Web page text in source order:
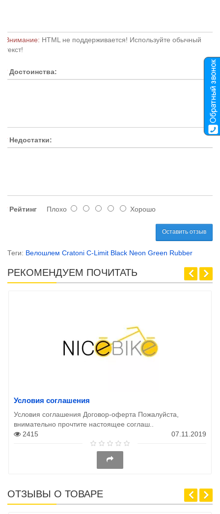
Внимание: HTML не поддерживается! Используйте обычный
текст!
Достоинства:
Недостатки:
Рейтинг Плохо Хорошо
Оставить отзыв
Теги: Велошлем Cratoni C-Limit Black Neon Green Rubber
РЕКОМЕНДУЕМ ПОЧИТАТЬ
Условия соглашения
Условия соглашения Договор-оферта Пожалуйста,
внимательно прочтите настоящее соглаш..
2415
07.11.2019
ОТЗЫВЫ О ТОВАРЕ